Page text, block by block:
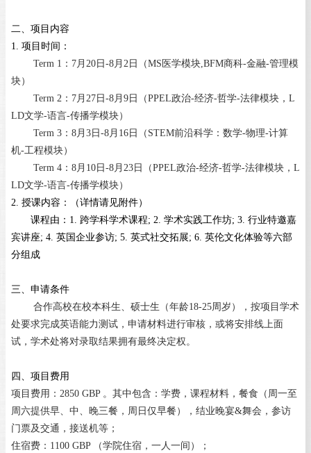
二、项目内容
1. 项目时间：
Term 1 ： 7月 20日-8月 2日（MS医学模块,BFM商科-金融-管理模
块）
Term 2 ： 7月 27日-8月9日（PPEL政治-经济-哲学-法律模块， L
LD文学-语言-传播学模块）
Term 3 ： 8月3日-8月 16日（STEM前沿科学：数学-物理-计算
机-工程模块）
Term 4 ： 8月 10日-8月 23日（PPEL政治-经济-哲学-法律模块， L
LD文学-语言-传播学模块）
2. 授课内容：（详情请见附件）
课程由： 1. 跨学科学术课程; 2. 学术实践工作坊; 3. 行业特邀嘉
宾讲座; 4. 英国企业参访; 5. 英式社交拓展; 6. 英伦文化体验等六部
分组成
三、申请条件
合作高校在校本科生、硕士生（年龄18-25周岁），按项目学术
处要求完成英语能力测试，申请材料进行审核，或将安排线上面
试，学术处将对录取结果拥有最终决定权。
四、项目费用
项目费用： 2850 GBP 。其中包含：学费，课程材料，餐食（周一至
周六提供早、中、晚三餐，周日仅早餐），结业晚宴&舞会，参访
门票及交通，接送机等；
住宿费： 1100 GBP
（学院住宿，一人一间）；